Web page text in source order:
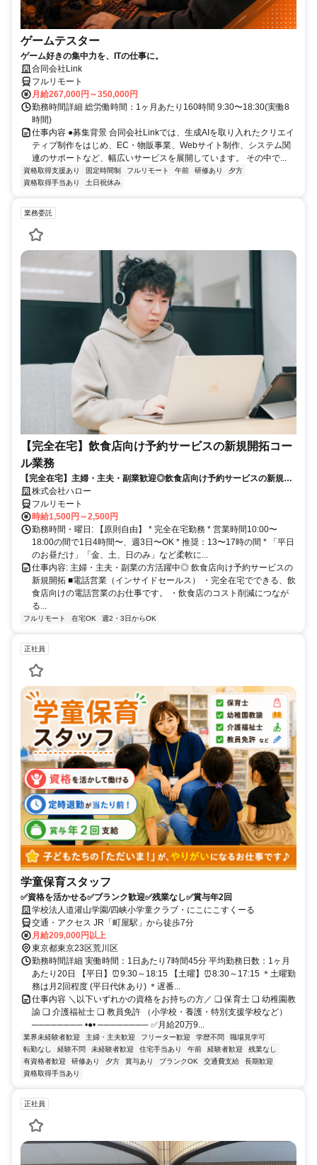
ゲームテスター
ゲーム好きの集中力を、ITの仕事に。
合同会社Link
フルリモート
月給267,000円～350,000円
勤務時間詳細 総労働時間：1ヶ月あたり160時間 9:30〜18:30(実働8
時間)
仕事内容 ●募集背景 合同会社Linkでは、生成AIを取り入れたクリエイ
ティブ制作をはじめ、EC・物販事業、Webサイト制作、システム関
連のサポートなど、幅広いサービスを展開しています。 その中で...
資格取得支援あり 固定時間制 フルリモート 午前 研修あり
夕方
資格取得手当あり
土日祝休み
業務委託
【完全在宅】飲食店向け予約サービスの新規開拓コー
ル業務
【完全在宅】主婦・主夫・副業歓迎◎飲食店向け予約サービスの新規開
拓 株式会社ハロー
フルリモート
時給1,500円～2,500円
勤務時間・曜日: 【原則自由】 * 完全在宅勤務 * 営業時間10:00〜
18:00の間で1日4時間〜、週3日〜OK * 推奨：13〜17時の間 * 「平日
のお昼だけ」「金、土、日のみ」など柔軟に...
仕事内容: 主婦・主夫・副業の方活躍中◎ 飲食店向け予約サービスの
新規開拓 ■電話営業（インサイドセールス） ・完全在宅でできる、飲
食店向けの電話営業のお仕事です。 ・飲食店のコスト削減につなが
る...
フルリモート 在宅OK 週2・3日からOK
正社員
学童保育スタッフ
✅資格を活かせる✅ブランク歓迎✅残業なし✅賞与年2回
学校法人道灌山学園/四峡小学童クラブ・にこにこすくーる
交通・アクセス JR「町屋駅」から徒歩7分
月給209,000円以上
東京都東京23区荒川区
勤務時間詳細 実働時間：1日あたり7時間45分 平均勤務日数：1ヶ月
あたり20日 【平日】⏰9:30～18:15 【土曜】⏰8:30～17:15 ＊土曜勤
務は月2回程度 (平日代休あり) ＊遅番...
仕事内容 ＼以下いずれかの資格をお持ちの方／ ❏ 保育士 ❏ 幼稚園教
諭 ❏ 介護福祉士 ❏ 教員免許 （小学校・養護・特別支援学校など）
──────── •●• ──────── ✅月給20万9...
業界未経験者歓迎 主婦・主夫歓迎 フリーター歓迎 学歴不問
職場見学可
転勤なし
経験不問 未経験者歓迎 住宅手当あり 午前 経験者歓迎
残業なし
有資格者歓迎
研修あり 夕方 賞与あり ブランクOK 交通費支給
長期歓迎
資格取得手当あり
正社員